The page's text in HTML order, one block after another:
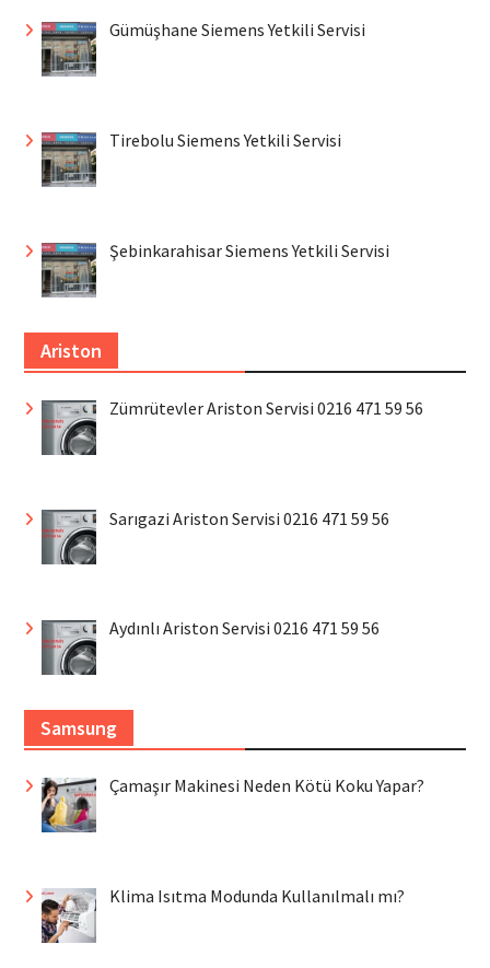
Gümüşhane Siemens Yetkili Servisi
Tirebolu Siemens Yetkili Servisi
Şebinkarahisar Siemens Yetkili Servisi
Ariston
Zümrütevler Ariston Servisi 0216 471 59 56
Sarıgazi Ariston Servisi 0216 471 59 56
Aydınlı Ariston Servisi 0216 471 59 56
Samsung
Çamaşır Makinesi Neden Kötü Koku Yapar?
Klima Isıtma Modunda Kullanılmalı mı?